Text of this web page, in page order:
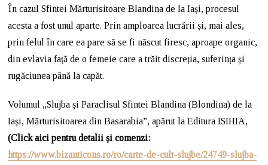
În cazul Sfintei Mărturisitoare Blandina de la Iași, procesul
acesta a fost unul aparte. Prin amploarea lucrării și, mai ales,
prin felul în care ea pare să se fi născut firesc, aproape organic,
din evlavia față de o femeie care a trăit discreția, suferința și
rugăciunea până la capăt.
Volumul „Slujba și Paraclisul Sfintei Blandina (Blondina) de la
Iași, Mărturisitoarea din Basarabia”, apărut la Editura ISIHIA,
(Click aici pentru detalii și comenzi:
https://www.bizanticons.ro/ro/carte-de-cult-slujbe/24749-slujba-